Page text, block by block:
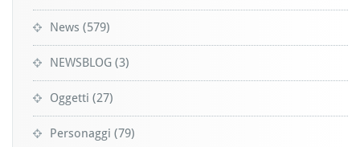
News (579)
NEWSBLOG (3)
Oggetti (27)
Personaggi (79)